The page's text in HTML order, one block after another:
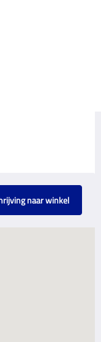
naar winkel